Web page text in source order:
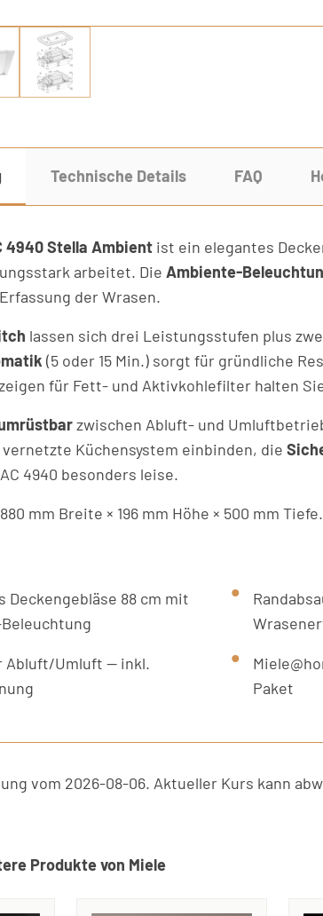
Technische Details FAQ
4940 Stella Ambient ist ein elegantes
arbeitet. Die Ambiente-
der Wrasen.
lassen sich drei Leistungsstufen plus
(5 oder 15 Min.) sorgt für gründliche
für Fett- und Aktivkohlefilter halten
zwischen Abluft- und
Küchensystem einbinden, die
4940 besonders leise.
mm Breite × 196 mm Höhe × 500 mm Tiefe.
Deckengebläse 88 cm mit
Abluft/Umluft — inkl.
Paket
vom 2026-08-06. Aktueller Kurs kann
Produkte von Miele